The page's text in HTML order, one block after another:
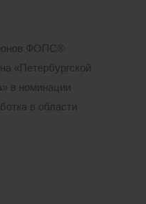
ФОПС®
«Петербургской
в номинации
в области